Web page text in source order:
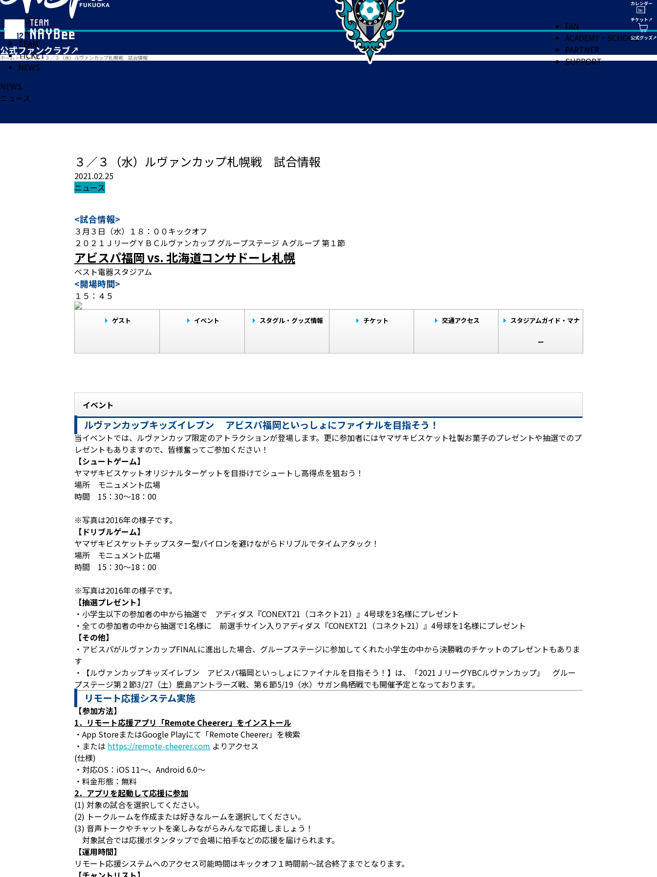
HOME
MATCH
TEAM
TICKET
NEWS
FAN
ACADEMY・SCHOOL
PARTNER
SUPPORT
ホーム > ニュース> ３／３（水）ルヴァンカップ札幌戦 試合情報
NEWS
ニュース
３／３（水）ルヴァンカップ札幌戦 試合情報
2021.02.25
ニュース
<試合情報>
３月３日（水）１８：００キックオフ
２０２１ＪリーグＹＢＣルヴァンカップ グループステージ Ａグループ 第１節
アビスパ福岡 vs. 北海道コンサドーレ札幌
ベスト電器スタジアム
<開場時間>
１５：４５
ゲスト イベント スタグル・グッズ情報 チケット 交通アクセス スタジアムガイド・マナ
ー
イベント
ルヴァンカップキッズイレブン アビスパ福岡といっしょにファイナルを目指そう！
当イベントでは、ルヴァンカップ限定のアトラクションが登場します。更に参加者にはヤマザキビスケット社製お菓子のプレゼントや抽選でのプ
レゼントもありますので、皆様奮ってご参加ください！
【シュートゲーム】
ヤマザキビスケットオリジナルターゲットを目掛けてシュートし高得点を狙おう！
場所 モニュメント広場
時間 15：30～18：00
※写真は2016年の様子です。
【ドリブルゲーム】
ヤマザキビスケットチップスター型パイロンを避けながらドリブルでタイムアタック！
場所 モニュメント広場
時間 15：30～18：00
※写真は2016年の様子です。
【抽選プレゼント】
・小学生以下の参加者の中から抽選で アディダス『CONEXT21（コネクト21）』4号球を3名様にプレゼント
・全ての参加者の中から抽選で1名様に 前選手サイン入りアディダス『CONEXT21（コネクト21）』4号球を1名様にプレゼント
【その他】
・アビスパがルヴァンカップFINALに進出した場合、グループステージに参加してくれた小学生の中から決勝戦のチケットのプレゼントもありま
す
・【ルヴァンカップキッズイレブン アビスパ福岡といっしょにファイナルを目指そう！】は、「2021ＪリーグYBCルヴァンカップ」 グルー
プステージ第２節3/27（土）鹿島アントラーズ戦、第６節5/19（水）サガン鳥栖戦でも開催予定となっております。
リモート応援システム実施
【参加方法】
1．リモート応援アプリ「Remote Cheerer」をインストール
・App StoreまたはGoogle Playにて「Remote Cheerer」を検索
・または https://remote-cheerer.com よりアクセス
(仕様)
・対応OS：iOS 11～、Android 6.0～
・料金形態：無料
2．アプリを起動して応援に参加
(1) 対象の試合を選択してください。
(2) トークルームを作成または好きなルームを選択してください。
(3) 音声トークやチャットを楽しみながらみんなで応援しましょう！
対象試合では応援ボタンタップで会場に拍手などの応援を届けられます。
【運用時間】
リモート応援システムへのアクセス可能時間はキックオフ１時間前～試合終了までとなります。